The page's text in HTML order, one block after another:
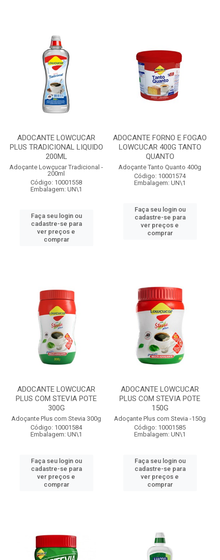
ADOCANTE LOWCUCAR
PLUS TRADICIONAL LIQUIDO
200ML
Adoçante Lowçucar Tradicional -
200ml
Código: 10001558
Embalagem: UN\1
Faça seu login ou
cadastre-se para
ver preços e
comprar
ADOCANTE FORNO E FOGAO
LOWCUCAR 400G TANTO
QUANTO
Adoçante Tanto Quanto 400g
Código: 10001574
Embalagem: UN\1
Faça seu login ou
cadastre-se para
ver preços e
comprar
ADOCANTE LOWCUCAR
PLUS COM STEVIA POTE
300G
Adoçante Plus com Stevia 300g
Código: 10001584
Embalagem: UN\1
Faça seu login ou
cadastre-se para
ver preços e
comprar
ADOCANTE LOWCUCAR
PLUS COM STEVIA POTE
150G
Adoçante Plus com Stevia -150g
Código: 10001585
Embalagem: UN\1
Faça seu login ou
cadastre-se para
ver preços e
comprar